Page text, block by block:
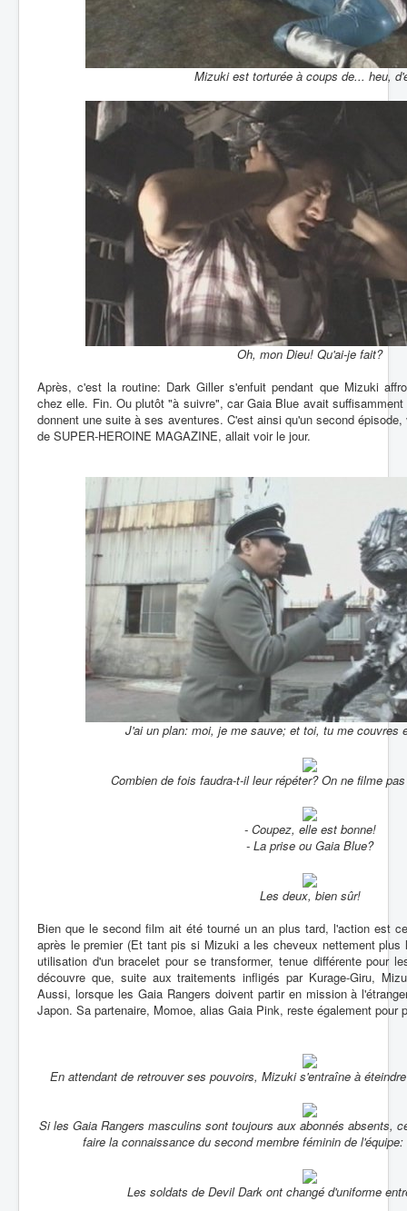
Mizuki est torturée à coups de... heu,
Oh, mon Dieu! Qu'ai-je fait?
Après, c'est la routine: Dark Giller s'enfuit pendant que Mizuki
chez elle. Fin. Ou plutôt "à suivre", car Gaia Blue avait
donnent une suite à ses aventures. C'est ainsi qu'un second
de SUPER-HEROINE MAGAZINE, allait voir le jour.
J'ai un plan: moi, je me sauve; et toi, tu me couvres
Combien de fois faudra-t-il leur répéter? On ne filme
- Coupez, elle est bonne!
- La prise ou Gaia Blue?
Les deux, bien sûr!
Bien que le second film ait été tourné un an plus tard, l'action est
après le premier (Et tant pis si Mizuki a les cheveux nettement plus
utilisation d'un bracelet pour se transformer, tenue différente pour
découvre que, suite aux traitements infligés par Kurage-Giru,
Aussi, lorsque les Gaia Rangers doivent partir en mission à
Japon. Sa partenaire, Momoe, alias Gaia Pink, reste également pour
En attendant de retrouver ses pouvoirs, Mizuki s'entraîne à
Si les Gaia Rangers masculins sont toujours aux abonnés absents,
faire la connaissance du second membre féminin de
Les soldats de Devil Dark ont changé d'uniforme